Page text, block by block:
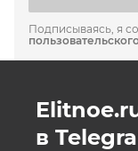
Подписываясь, я
в